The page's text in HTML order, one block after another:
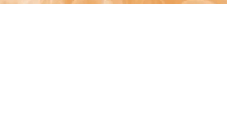
LinkedIn: